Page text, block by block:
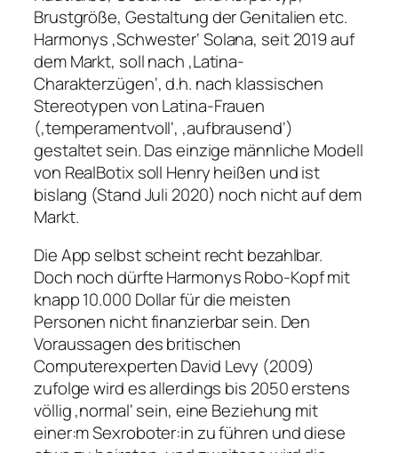
Brustgröße, Gestaltung der Genitalien etc.
Harmonys ‚Schwester‘ Solana, seit 2019 auf
dem Markt, soll nach ‚Latina-
Charakterzügen‘, d.h. nach klassischen
Stereotypen von Latina-Frauen
(‚temperamentvoll‘, ‚aufbrausend‘)
gestaltet sein. Das einzige männliche Modell
von RealBotix soll Henry heißen und ist
bislang (Stand Juli 2020) noch nicht auf dem
Markt.
Die App selbst scheint recht bezahlbar.
Doch noch dürfte Harmonys Robo-Kopf mit
knapp 10.000 Dollar für die meisten
Personen nicht finanzierbar sein. Den
Voraussagen des britischen
Computerexperten David Levy (2009)
zufolge wird es allerdings bis 2050 erstens
völlig ‚normal‘ sein, eine Beziehung mit
einer:m Sexroboter:in zu führen und diese